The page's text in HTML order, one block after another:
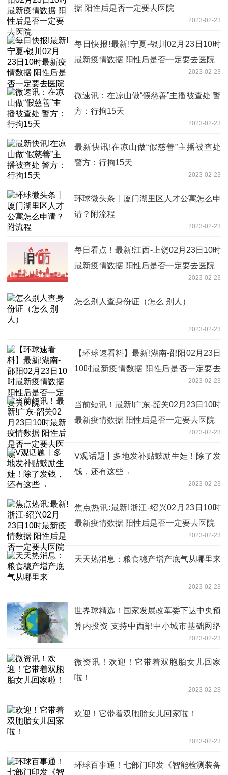
据 阳性后是否一定要去医院
2023-02-23
每日快报!最新!宁夏-银川02月23日10时
最新疫情数据 阳性后是否一定要去医院
2023-02-23
微速讯：在凉山做“假慈善”主播被查处 警
方：行拘15天
2023-02-23
最新快讯!在凉山做“假慈善”主播被查处
警方：行拘15天
2023-02-23
环球微头条丨厦门湖里区人才公寓怎么申
请？附流程
2023-02-23
每日看点！最新!江西-上饶02月23日10时
最新疫情数据 阳性后是否一定要去医院
2023-02-23
怎么别人查身份证（怎么 别人）
2023-02-23
【环球速看料】最新!湖南-邵阳02月23日
10时最新疫情数据 阳性后是否一定要去
2023-02-23
当前短讯！最新!广东-韶关02月23日10时
最新疫情数据 阳性后是否一定要去医院
2023-02-23
V观话题丨多地发补贴鼓励生娃！除了发
钱，还有这些→
2023-02-23
焦点热讯:最新!浙江-绍兴02月23日10时
最新疫情数据 阳性后是否一定要去医院
2023-02-23
天天热消息：粮食稳产增产底气从哪里来
2023-02-23
世界球精选！国家发展改革委下达中央预
算内投资 支持中西部中小城市基础网络
2023-02-23
微资讯！欢迎！它带着双胞胎女儿回家
啦！
2023-02-23
欢迎！它带着双胞胎女儿回家啦！
2023-02-23
环球百事通！七部门印发《智能检测装备